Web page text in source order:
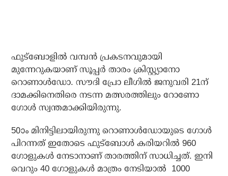
ഫുട്‌ബോളില്‍ വമ്പന്‍ പ്രകടനവുമായി
മുന്നേറുകയാണ് സൂപ്പര്‍ താരം ക്രിസ്റ്റ്യാനോ
റൊണാള്‍ഡോ. സൗദി പ്രോ ലീഗില്‍ ജനുവരി 21ന്
ദാമക്കിനെതിരെ നടന്ന മത്സരത്തിലും റോണോ
ഗോള്‍ സ്വന്തമാക്കിയിരുന്നു.
50ാം മിനിട്ടിലായിരുന്നു റൊണാള്‍ഡോയുടെ ഗോള്‍
പിറന്നത് ഇതോടെ ഫുട്‌ബോള്‍ കരിയറില്‍ 960
ഗോളുകള്‍ നേടാനാണ് താരത്തിന് സാധിച്ചത്. ഇനി
വെറും 40 ഗോളുകള്‍ മാത്രം നേടിയാല്‍ 1000